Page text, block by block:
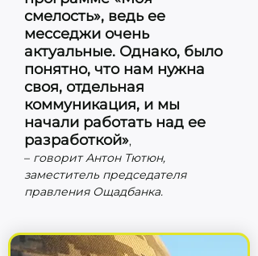
смелость», ведь ее
месседжи очень
актуальные. Однако, было
понятно, что нам нужна
своя, отдельная
коммуникация, и мы
начали работать над ее
разработкой»,
– говорит Антон Тютюн,
заместитель председателя
правления Ощадбанка.